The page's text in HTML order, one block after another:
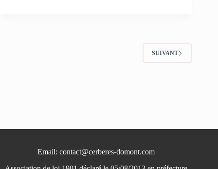
SUIVANT
Email: contact@cerberes-domont.com